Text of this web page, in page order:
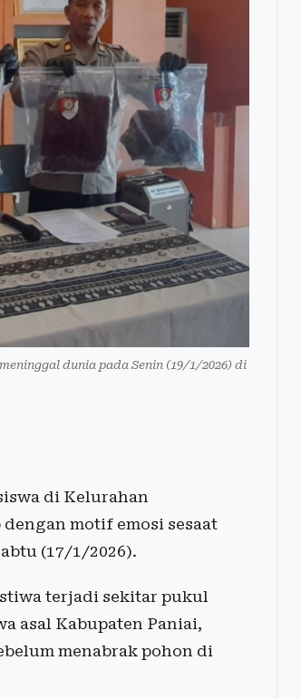
dunia pada Senin (19/1/2026) di
di Kelurahan
motif emosi sesaat
(17/1/2026).
terjadi sekitar pukul
asal Kabupaten Paniai,
menabrak pohon di